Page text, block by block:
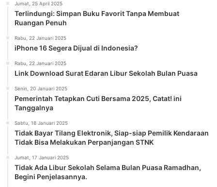
Jumat, 25 April 2025
Terlindungi: Simpan Buku Favorit Tanpa Membuat
Ruangan Penuh
Rabu, 22 Januari 2025
iPhone 16 Segera Dijual di Indonesia?
Rabu, 22 Januari 2025
Link Download Surat Edaran Libur Sekolah Bulan Puasa
Senin, 20 Januari 2025
Pemerintah Tetapkan Cuti Bersama 2025, Catat! ini
Tanggalnya
Sabtu, 18 Januari 2025
Tidak Bayar Tilang Elektronik, Siap-siap Pemilik Kendaraan
Tidak Bisa Melakukan Perpanjangan STNK
Jumat, 17 Januari 2025
Tidak Ada Libur Sekolah Selama Bulan Puasa Ramadhan,
Begini Penjelasannya.